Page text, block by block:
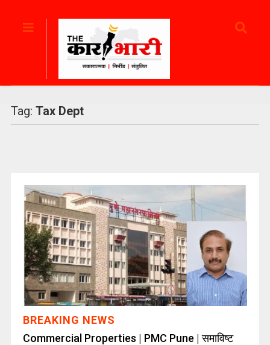
Tag: Tax Dept
BREAKING NEWS
Commercial Properties | PMC Pune | समाविष्ट